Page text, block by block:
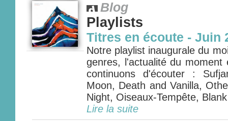
Blog
Playlists
Titres en écoute - Juin
Notre playlist inaugurale du
genres, l'actualité du
continuons d'écouter :
Moon, Death and Vanilla,
Night, Oiseaux-Tempête,
Lire la suite